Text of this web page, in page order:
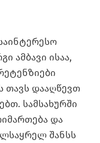
ამბავი ისაა,
თავს დააღწევთ
სამსახურში
და
შანსს